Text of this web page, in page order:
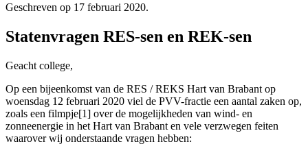
Geschreven op 17 februari 2020.
Statenvragen RES-sen en REK-sen
Geacht college,
Op een bijeenkomst van de RES / REKS Hart van Brabant op
woensdag 12 februari 2020 viel de PVV-fractie een aantal zaken op,
zoals een filmpje[1] over de mogelijkheden van wind- en
zonneenergie in het Hart van Brabant en vele verzwegen feiten
waarover wij onderstaande vragen hebben: